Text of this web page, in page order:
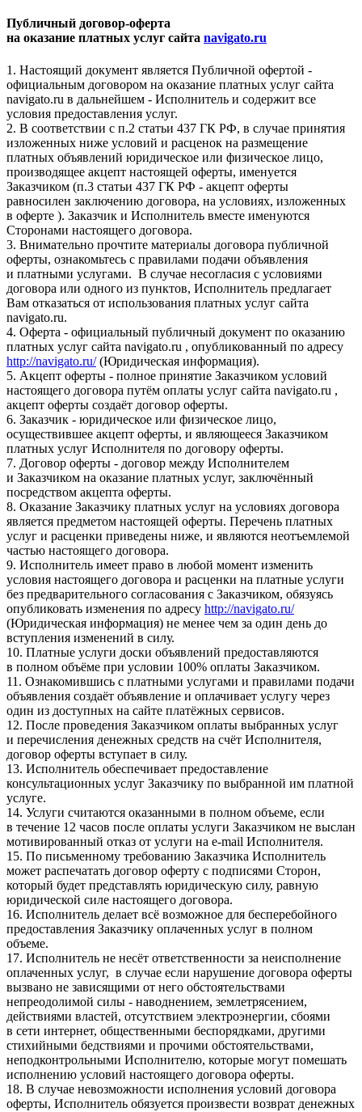
Публичный договор-оферта
на оказание платных услуг сайта navigato.ru
1. Настоящий документ является Публичной офертой -
официальным договором на оказание платных услуг сайта
navigato.ru в дальнейшем - Исполнитель и содержит все
условия предоставления услуг.
2. В соответствии с п.2 статьи 437 ГК РФ, в случае принятия
изложенных ниже условий и расценок на размещение
платных объявлений юридическое или физическое лицо,
производящее акцепт настоящей оферты, именуется
Заказчиком (п.3 статьи 437 ГК РФ - акцепт оферты
равносилен заключению договора, на условиях, изложенных
в оферте ). Заказчик и Исполнитель вместе именуются
Сторонами настоящего договора.
3. Внимательно прочтите материалы договора публичной
оферты, ознакомьтесь с правилами подачи объявления
и платными услугами. В случае несогласия с условиями
договора или одного из пунктов, Исполнитель предлагает
Вам отказаться от использования платных услуг сайта
navigato.ru.
4. Оферта - официальный публичный документ по оказанию
платных услуг сайта navigato.ru , опубликованный по адресу
http://navigato.ru/(Юридическая информация).
5. Акцепт оферты - полное принятие Заказчиком условий
настоящего договора путём оплаты услуг сайта navigato.ru ,
акцепт оферты создаёт договор оферты.
6. Заказчик - юридическое или физическое лицо,
осуществившее акцепт оферты, и являющееся Заказчиком
платных услуг Исполнителя по договору оферты.
7. Договор оферты - договор между Исполнителем
и Заказчиком на оказание платных услуг, заключённый
посредством акцепта оферты.
8. Оказание Заказчику платных услуг на условиях договора
является предметом настоящей оферты. Перечень платных
услуг и расценки приведены ниже, и являются неотъемлемой
частью настоящего договора.
9. Исполнитель имеет право в любой момент изменить
условия настоящего договора и расценки на платные услуги
без предварительного согласования с Заказчиком, обязуясь
опубликовать изменения по адресу http://navigato.ru/
(Юридическая информация) не менее чем за один день до
вступления изменений в силу.
10. Платные услуги доски объявлений предоставляются
в полном объёме при условии 100% оплаты Заказчиком.
11. Ознакомившись с платными услугами и правилами подачи
объявления создаёт объявление и оплачивает услугу через
один из доступных на сайте платёжных сервисов.
12. После проведения Заказчиком оплаты выбранных услуг
и перечисления денежных средств на счёт Исполнителя,
договор оферты вступает в силу.
13. Исполнитель обеспечивает предоставление
консультационных услуг Заказчику по выбранной им платной
услуге.
14. Услуги считаются оказанными в полном объеме, если
в течение 12 часов после оплаты услуги Заказчиком не выслан
мотивированный отказ от услуги на e-mail Исполнителя.
15. По письменному требованию Заказчика Исполнитель
может распечатать договор оферту с подписями Сторон,
который будет представлять юридическую силу, равную
юридической силе настоящего договора.
16. Исполнитель делает всё возможное для бесперебойного
предоставления Заказчику оплаченных услуг в полном
объеме.
17. Исполнитель не несёт ответственности за неисполнение
оплаченных услуг, в случае если нарушение договора оферты
вызвано не зависящими от него обстоятельствами
непреодолимой силы - наводнением, землетрясением,
действиями властей, отсутствием электроэнергии, сбоями
в сети интернет, общественными беспорядками, другими
стихийными бедствиями и прочими обстоятельствами,
неподконтрольными Исполнителю, которые могут помешать
исполнению условий настоящего договора оферты.
18. В случае невозможности исполнения условий договора
оферты, Исполнитель обязуется произвести возврат денежных